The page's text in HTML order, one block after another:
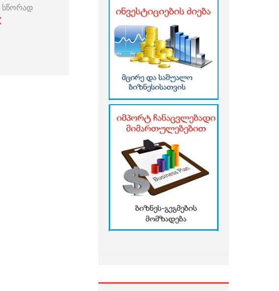
სწორად